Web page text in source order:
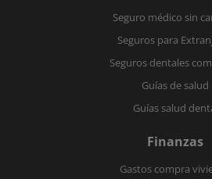
Seguro médico sin
Seguros para
Seguros dentales
Guías de salud
Guías salud
Finanzas
Gastos compra